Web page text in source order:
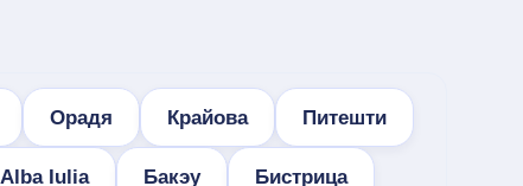
Орадя Крайова Питешти
Alba Iulia Бакэу Бистрица